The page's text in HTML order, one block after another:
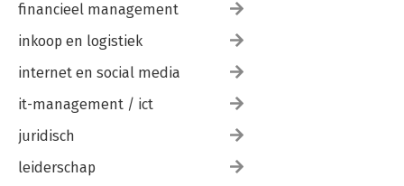
financieel management
inkoop en logistiek
internet en social media
it-management / ict
juridisch
leiderschap